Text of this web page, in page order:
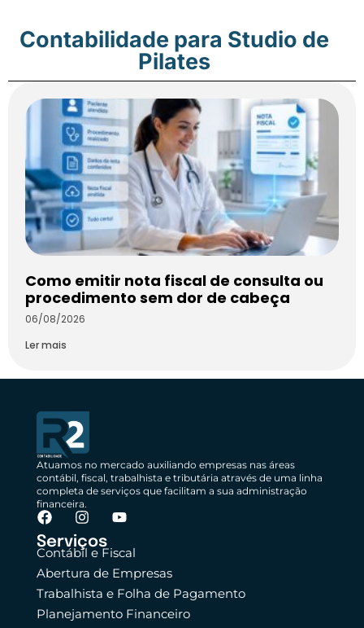
Contabilidade para Studio de
Pilates
Como emitir nota fiscal de consulta ou
procedimento sem dor de cabeça
06/08/2026
Ler mais
Atuamos no mercado auxiliando empresas nas áreas
contábil, fiscal, trabalhista e tributária através de uma linha
completa de serviços que facilitam a sua administração
financeira.
Serviços
Contábil e Fiscal
Abertura de Empresas
Trabalhista e Folha de Pagamento
Planejamento Financeiro